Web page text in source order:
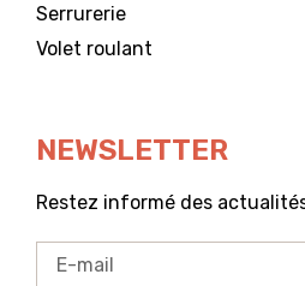
Serrurerie
Volet roulant
NEWSLETTER
Restez informé des